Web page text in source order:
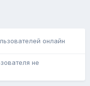
онлайн
не